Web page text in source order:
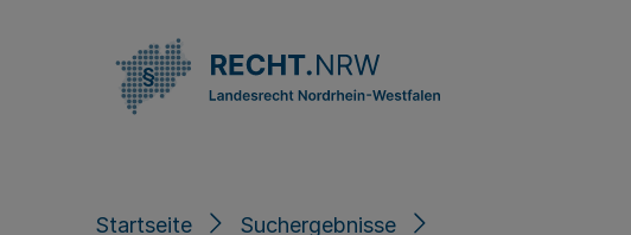
Startseite Suchergebnisse